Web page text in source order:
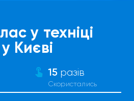
у техніці
Києві
15разів
Скористались